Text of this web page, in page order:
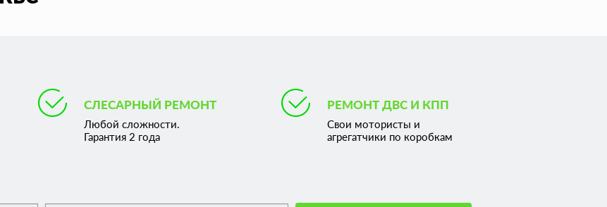
СЛЕСАРНЫЙ РЕМОНТ
Любой сложности.
Гарантия 2 года
РЕМОНТ ДВС И КПП
Свои мотористы и
агрегатчики по коробкам